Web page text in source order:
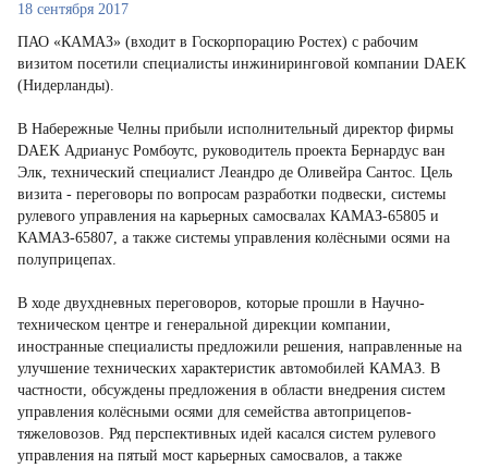
18 сентября 2017
ПАО «КАМАЗ» (входит в Госкорпорацию Ростех) с рабочим
визитом посетили специалисты инжиниринговой компании DAEK
(Нидерланды).
В Набережные Челны прибыли исполнительный директор фирмы
DAEK Адрианус Ромбоутс, руководитель проекта Бернардус ван
Элк, технический специалист Леандро де Оливейра Сантос. Цель
визита - переговоры по вопросам разработки подвески, системы
рулевого управления на карьерных самосвалах КАМАЗ-65805 и
КАМАЗ-65807, а также системы управления колёсными осями на
полуприцепах.
В ходе двухдневных переговоров, которые прошли в Научно-
техническом центре и генеральной дирекции компании,
иностранные специалисты предложили решения, направленные на
улучшение технических характеристик автомобилей КАМАЗ. В
частности, обсуждены предложения в области внедрения систем
управления колёсными осями для семейства автоприцепов-
тяжеловозов. Ряд перспективных идей касался систем рулевого
управления на пятый мост карьерных самосвалов, а также